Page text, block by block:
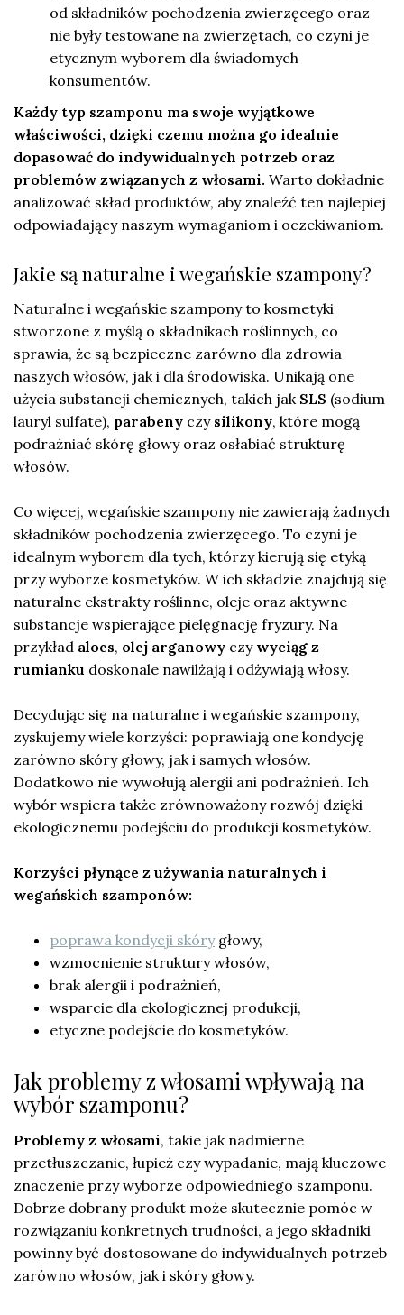
od składników pochodzenia zwierzęcego oraz
nie były testowane na zwierzętach, co czyni je
etycznym wyborem dla świadomych
konsumentów.
Każdy typ szamponu ma swoje wyjątkowe
właściwości, dzięki czemu można go idealnie
dopasować do indywidualnych potrzeb oraz
problemów związanych z włosami. Warto dokładnie
analizować skład produktów, aby znaleźć ten najlepiej
odpowiadający naszym wymaganiom i oczekiwaniom.
Jakie są naturalne i wegańskie szampony?
Naturalne i wegańskie szampony to kosmetyki
stworzone z myślą o składnikach roślinnych, co
sprawia, że są bezpieczne zarówno dla zdrowia
naszych włosów, jak i dla środowiska. Unikają one
użycia substancji chemicznych, takich jak SLS (sodium
lauryl sulfate), parabeny czy silikony, które mogą
podrażniać skórę głowy oraz osłabiać strukturę
włosów.
Co więcej, wegańskie szampony nie zawierają żadnych
składników pochodzenia zwierzęcego. To czyni je
idealnym wyborem dla tych, którzy kierują się etyką
przy wyborze kosmetyków. W ich składzie znajdują się
naturalne ekstrakty roślinne, oleje oraz aktywne
substancje wspierające pielęgnację fryzury. Na
przykład aloes, olej arganowy czy wyciąg z
rumianku doskonale nawilżają i odżywiają włosy.
Decydując się na naturalne i wegańskie szampony,
zyskujemy wiele korzyści: poprawiają one kondycję
zarówno skóry głowy, jak i samych włosów.
Dodatkowo nie wywołują alergii ani podrażnień. Ich
wybór wspiera także zrównoważony rozwój dzięki
ekologicznemu podejściu do produkcji kosmetyków.
Korzyści płynące z używania naturalnych i
wegańskich szamponów:
poprawa kondycji skórygłowy,
wzmocnienie struktury włosów,
brak alergii i podrażnień,
wsparcie dla ekologicznej produkcji,
etyczne podejście do kosmetyków.
Jak problemy z włosami wpływają na
wybór szamponu?
Problemy z włosami, takie jak nadmierne
przetłuszczanie, łupież czy wypadanie, mają kluczowe
znaczenie przy wyborze odpowiedniego szamponu.
Dobrze dobrany produkt może skutecznie pomóc w
rozwiązaniu konkretnych trudności, a jego składniki
powinny być dostosowane do indywidualnych potrzeb
zarówno włosów, jak i skóry głowy.